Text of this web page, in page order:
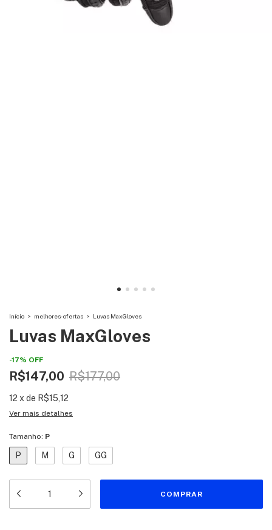
Início > melhores-ofertas > Luvas MaxGloves
Luvas MaxGloves
-17% OFF
R$147,00 R$177,00
12 xde R$15,12
Ver mais detalhes
Tamanho: P
P M G GG